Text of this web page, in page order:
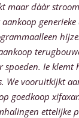
maar dààr
Ie klemt
We vooruitkijkt
goedkoop
ettelijke